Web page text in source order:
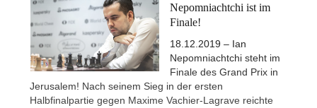
Nepomniachtchi ist im
Finale!
18.12.2019 – Ian
Nepomniachtchi steht im
Finale des Grand Prix in
Jerusalem! Nach seinem Sieg in der ersten
Halbfinalpartie gegen Maxime Vachier-Lagrave reichte